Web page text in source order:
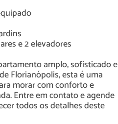
e 2 elevadores
amplo, sofisticado e
Florianópolis, esta é uma
morar com conforto e
Entre em contato e agende
todos os detalhes deste